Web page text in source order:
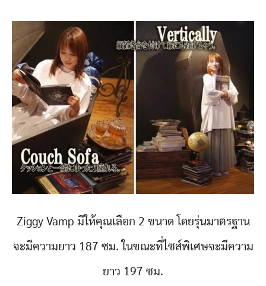
Ziggy Vamp มีให้คุณเลือก 2 ขนาด โดยรุ่นมาตรฐาน
จะมีความยาว 187 ซม. ในขณะที่ไซส์พิเศษจะมีความ
ยาว 197 ซม.